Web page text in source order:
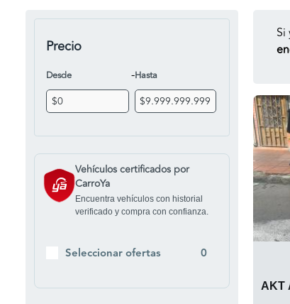
Precio
Desde -Hasta
Vehículos certificados por
CarroYa
Encuentra vehículos con historial
verificado y compra con confianza.
Seleccionar ofertas 0
AKT